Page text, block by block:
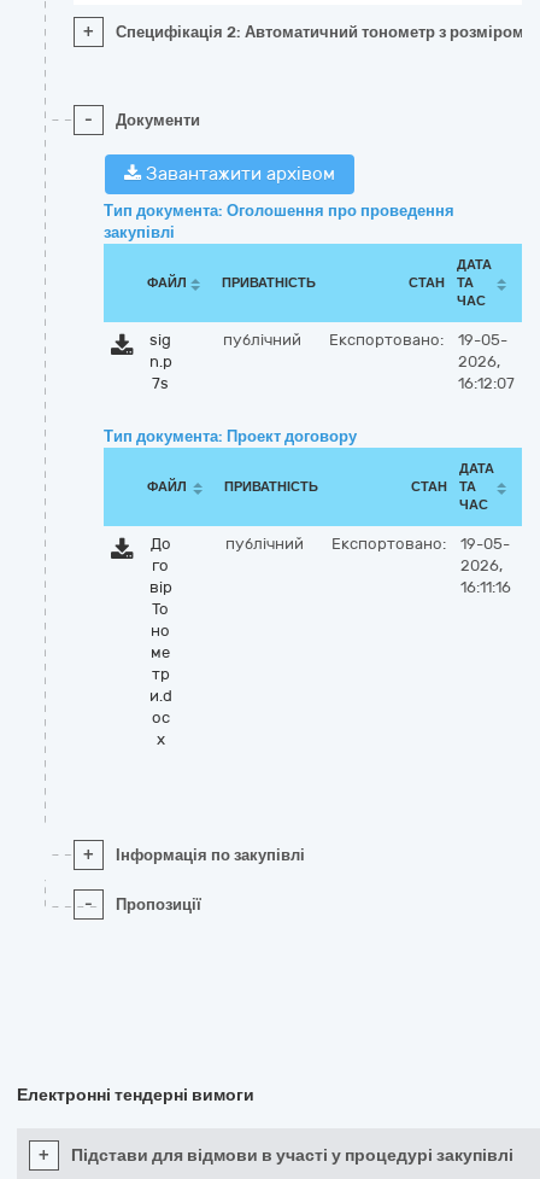
+ Специфікація 2: Автоматичний тонометр з розміром
- Документи
Завантажити архівом
Тип документа: Оголошення про проведення
закупівлі
ФАЙЛ ПРИВАТНІСТЬ СТАН
ДАТА
ТА
ЧАС
sig
n.p
7s
публічний Експортовано:
19-05-
2026,
16:12:07
Тип документа: Проект договору
ФАЙЛ ПРИВАТНІСТЬ СТАН
ДАТА
ТА
ЧАС
До
го
вір
То
но
ме
тр
и.d
oc
x
публічний Експортовано:
19-05-
2026,
16:11:16
+ Інформація по закупівлі
- Пропозиції
Електронні тендерні вимоги
+ Підстави для відмови в участі у процедурі закупівлі